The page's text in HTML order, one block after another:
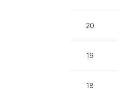
20
19
18